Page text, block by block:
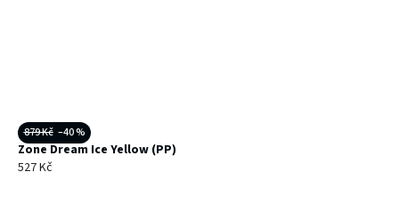
879 Kč –40 %
Zone Dream Ice Yellow (PP)
527 Kč